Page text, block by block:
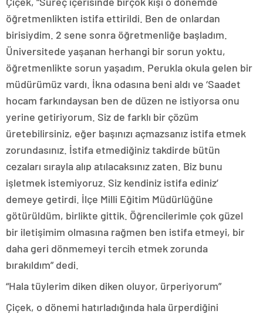
öğretmenlikten istifa ettirildi. Ben de onlardan
birisiydim. 2 sene sonra öğretmenliğe başladım.
Üniversitede yaşanan herhangi bir sorun yoktu,
öğretmenlikte sorun yaşadım. Perukla okula gelen bir
müdürümüz vardı. İkna odasına beni aldı ve ‘Saadet
hocam farkındaysan ben de düzen ne istiyorsa onu
yerine getiriyorum. Siz de farklı bir çözüm
üretebilirsiniz, eğer başınızı açmazsanız istifa etmek
zorundasınız. İstifa etmediğiniz takdirde bütün
cezaları sırayla alıp atılacaksınız zaten. Biz bunu
işletmek istemiyoruz. Siz kendiniz istifa ediniz’
demeye getirdi. İlçe Milli Eğitim Müdürlüğüne
götürüldüm, birlikte gittik. Öğrencilerimle çok güzel
bir iletişimim olmasına rağmen ben istifa etmeyi, bir
daha geri dönmemeyi tercih etmek zorunda
bırakıldım” dedi.
“Hala tüylerim diken diken oluyor, ürperiyorum”
Çiçek, o dönemi hatırladığında hala ürperdiğini